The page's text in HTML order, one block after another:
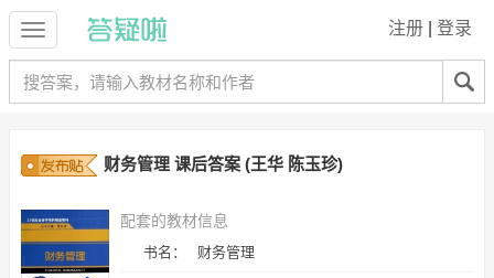
注册 登录
财务管理 课后答案 (王华 陈玉珍)
配套的教材信息
书名： 财务管理